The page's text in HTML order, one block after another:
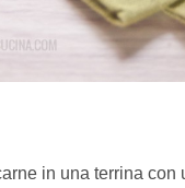
in una terrina con